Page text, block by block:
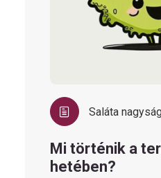
Saláta
Mi történik a
hetében?